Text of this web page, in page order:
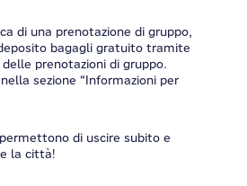
di una prenotazione di gruppo,
bagagli gratuito tramite
prenotazioni di gruppo.
sezione “Informazioni per
di uscire subito e
la città!